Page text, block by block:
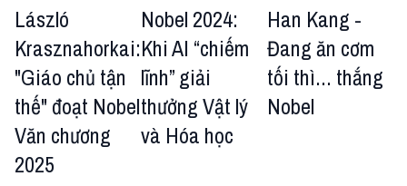
László
Krasznahorkai:
"Giáo chủ tận
thế" đoạt Nobel
Văn chương
2025
Nobel 2024:
Khi AI “chiếm
lĩnh” giải
thưởng Vật lý
và Hóa học
Han Kang -
Đang ăn cơm
tối thì... thắng
Nobel